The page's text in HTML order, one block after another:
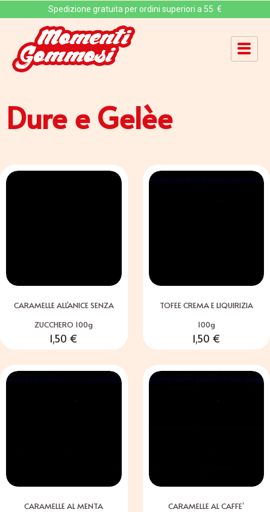
Spedizione gratuita per ordini superiori a 55 €
Dure e Gelèe
CARAMELLE ALL’ANICE SENZA
ZUCCHERO 100g
1,50 €
TOFEE CREMA E LIQUIRIZIA
100g
1,50 €
CARAMELLE AL MENTA
CARAMELLE AL CAFFE’